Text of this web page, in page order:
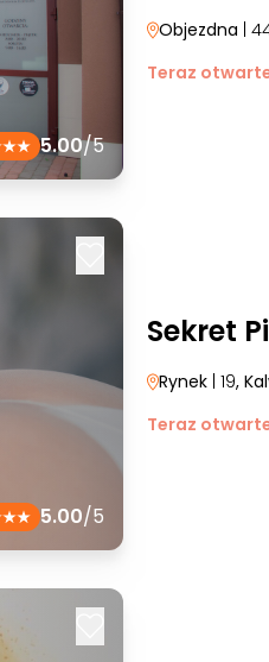
5.00/5
Objezdna |
Teraz
5.00/5
Sekret
Rynek | 19,
Teraz